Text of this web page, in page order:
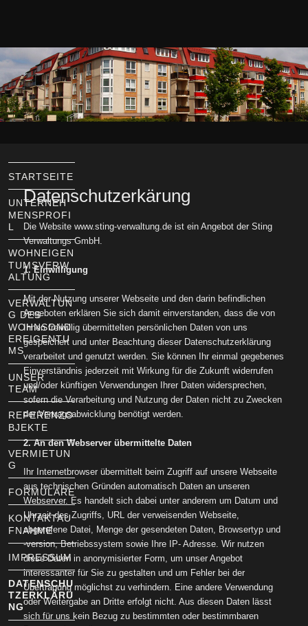
springen
Datenschutzerkärung
Die Website www.sting-verwaltung.de ist ein Angebot der Sting
Verwaltungs GmbH.
1. Einwilligung
Mit der Nutzung unserer Webseite und den darin befindlichen
Angeboten erklären Sie sich damit einverstanden, dass die von
Ihnen freiwillig übermittelten persönlichen Daten von uns
gespeichert und unter Beachtung dieser Datenschutzerklärung
verarbeitet und genutzt werden. Sie können Ihr einmal gegebenes
Einverständnis jederzeit mit Wirkung für die Zukunft widerrufen
und/oder künftigen Verwendungen Ihrer Daten widersprechen,
sofern die Verarbeitung und Nutzung der Daten nicht zu Zwecken
der Vertragsabwicklung benötigt werden.
2. An den Webserver übermittelte Daten
Ihr Internetbrowser übermittelt beim Zugriff auf unsere Webseite
aus technischen Gründen automatisch Daten an unseren
Webserver. Es handelt sich dabei unter anderem um Datum und
Uhrzeit des Zugriffs, URL der verweisenden Webseite,
abgerufene Datei, Menge der gesendeten Daten, Browsertyp und
-version, Betriebssystem sowie Ihre IP- Adresse. Wir nutzen
diese Daten in anonymisierter Form, um unser Angebot
interessanter für Sie zu gestalten und um Fehler bei der
Übertragung möglichst zu verhindern. Eine andere Verwendung
oder Weitergabe an Dritte erfolgt nicht. Aus diesen Daten lässt
sich für uns kein Bezug zu bestimmten oder bestimmbaren
STARTSEITE
UNTERNEH
MENSPROFI
L
WOHNEIGEN
TUMSVERW
ALTUNG
VERWALTUN
G DES
WOHNSOND
EREIGENTU
MS
UNSER
TEAM
REFERENZO
BJEKTE
VERMIETUN
G
FORMULARE
KONTAKTAU
FNAHME
IMPRESSUM
DATENSCHU
TZERKLÄRU
NG